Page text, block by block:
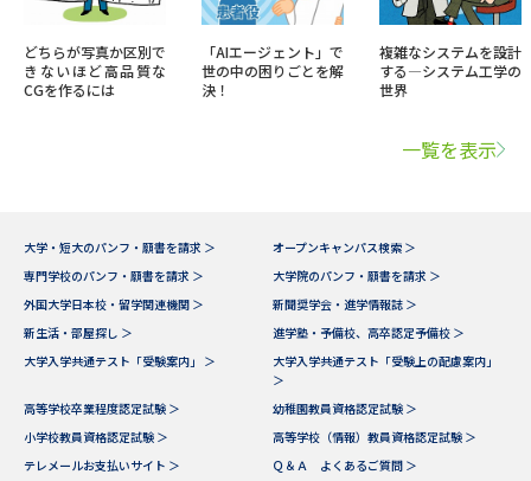
どちらが写真か区別で
きないほど高品質な
CGを作るには
「AIエージェント」で
世の中の困りごとを解
決！
複雑なシステムを設計
する―システム工学の
世界
一覧を表示
大学・短大のパンフ・願書を請求 ＞
オープンキャンパス検索 ＞
専門学校のパンフ・願書を請求 ＞
大学院のパンフ・願書を請求 ＞
外国大学日本校・留学関連機関 ＞
新聞奨学会・進学情報誌 ＞
新生活・部屋探し ＞
進学塾・予備校、高卒認定予備校 ＞
大学入学共通テスト「受験案内」 ＞
大学入学共通テスト「受験上の配慮案内」
＞
高等学校卒業程度認定試験 ＞
幼稚園教員資格認定試験 ＞
小学校教員資格認定試験 ＞
高等学校（情報）教員資格認定試験 ＞
テレメールお支払いサイト ＞
Ｑ＆Ａ よくあるご質問 ＞